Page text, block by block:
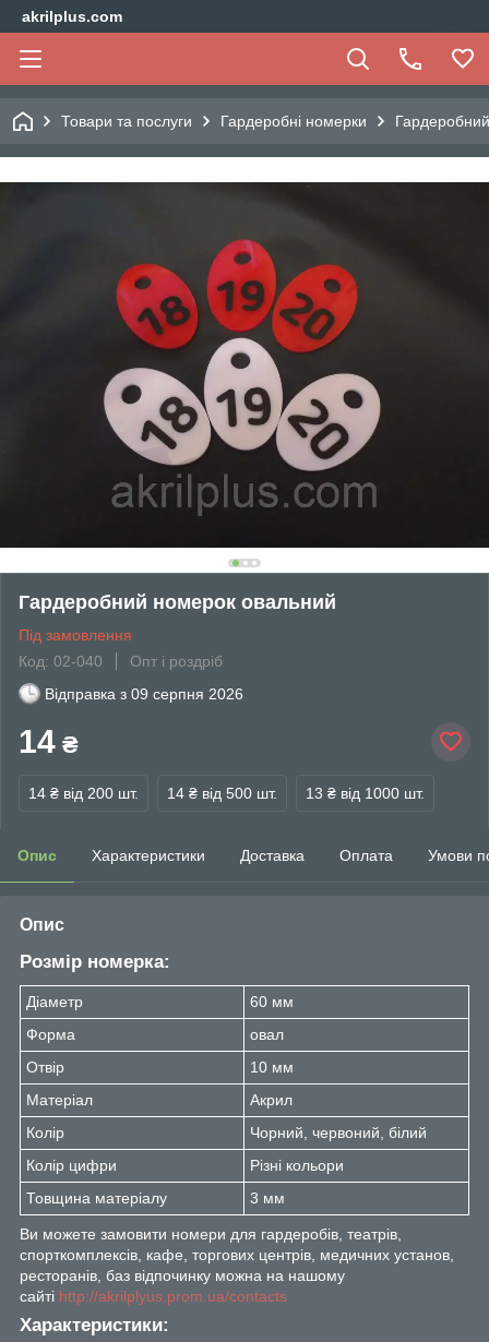
akrilplus.com
Товари та послуги Гардеробні номерки
Гардеробний номерок овальний
Під замовлення
Код: 02-040
Опт і роздріб
Відправка з 09 серпня 2026
14 ₴
14 ₴ від 200 шт. 14 ₴ від 500 шт. 13 ₴ від 1000 шт.
Опис Характеристики Доставка Оплата Умови
Опис
Розмір номерка:
Діаметр
60 мм
Форма
овал
Отвір
10 мм
Матеріал
Акрил
Колір
Чорний, червоний, білий
Колір цифри
Різні кольори
Товщина матеріалу
3 мм
Ви можете замовити номери для гардеробів, театрів,
спорткомплексів, кафе, торгових центрів, медичних установ,
ресторанів, баз відпочинку можна на нашому
сайті http://akrilplyus.prom.ua/contacts
Характеристики: